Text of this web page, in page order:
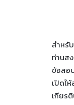
สำหรั
ท่านส
ข้อสอ
เปิดใ
เกียร